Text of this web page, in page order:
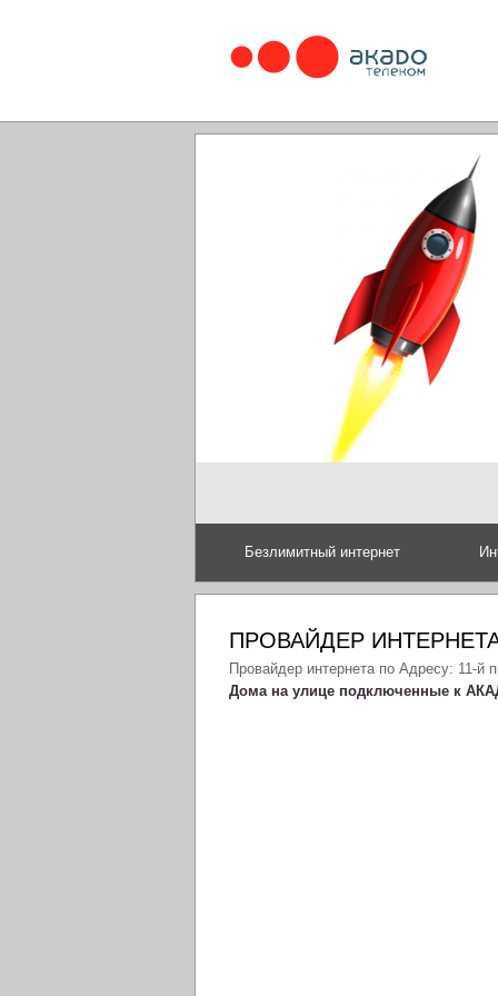
Безлимитный интернет
ПРОВАЙДЕР
Провайдер интернета по Адресу: 11-й
Дома на улице подключенные к